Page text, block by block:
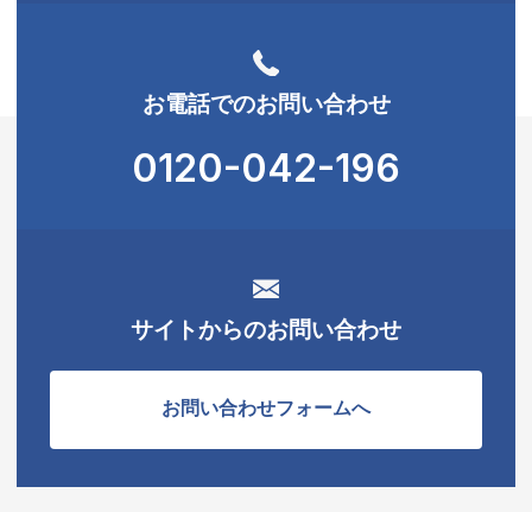
お電話でのお問い合わせ
0120-042-196
サイトからのお問い合わせ
お問い合わせフォームへ